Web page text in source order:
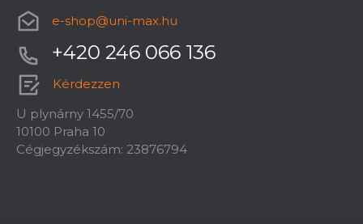
e-shop@uni-max.hu
+420 246 066 136
Kérdezzen
U plynárny 1455/70
10100 Praha 10
Cégjegyzékszám: 23876794